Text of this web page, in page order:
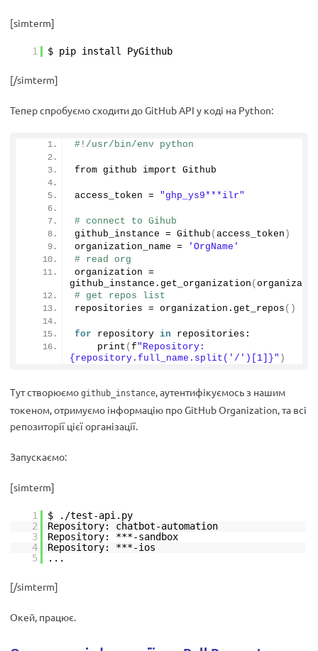
[simterm]
1 $ pip install PyGithub
[/simterm]
Тепер спробуємо сходити до GitHub API у коді на Python:
#!/usr/bin/env python
from github import Github
access_token = "ghp_ys9***ilr"
# connect to Gihub
github_instance = Github ( access_token )
organization_name =
'OrgName'
# read org
organization =
github_instance. get_organization (
# get repos list
repositories = organization. get_repos ()
for repository in repositories:
print ( f"Repository:
{repository.full_name.split('/')[1]}" )
Тут створюємо github_instance, аутентифікуємось з нашим
токеном, отримуємо інформацію про GitHub Organization, та всі
репозиторії цієї організації.
Запускаємо:
[simterm]
1
$ ./test-api.py
2
Repository: chatbot-automation
3
Repository: ***-sandbox
4
Repository: ***-ios
5
...
[/simterm]
Окей, працює.